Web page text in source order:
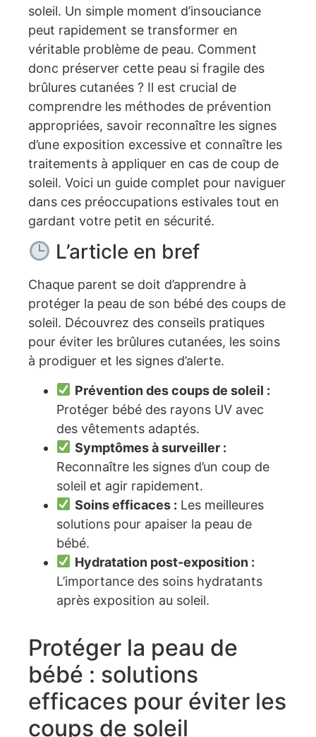
soleil. Un simple moment d’insouciance
peut rapidement se transformer en
véritable problème de peau. Comment
donc préserver cette peau si fragile des
brûlures cutanées ? Il est crucial de
comprendre les méthodes de prévention
appropriées, savoir reconnaître les signes
d’une exposition excessive et connaître les
traitements à appliquer en cas de coup de
soleil. Voici un guide complet pour naviguer
dans ces préoccupations estivales tout en
gardant votre petit en sécurité.
L’article en bref
Chaque parent se doit d’apprendre à
protéger la peau de son bébé des coups de
soleil. Découvrez des conseils pratiques
pour éviter les brûlures cutanées, les soins
à prodiguer et les signes d’alerte.
Prévention des coups de soleil :
Protéger bébé des rayons UV avec
des vêtements adaptés.
Symptômes à surveiller :
Reconnaître les signes d’un coup de
soleil et agir rapidement.
Soins efficaces : Les meilleures
solutions pour apaiser la peau de
bébé.
Hydratation post-exposition :
L’importance des soins hydratants
après exposition au soleil.
Protéger la peau de
bébé : solutions
efficaces pour éviter les
coups de soleil